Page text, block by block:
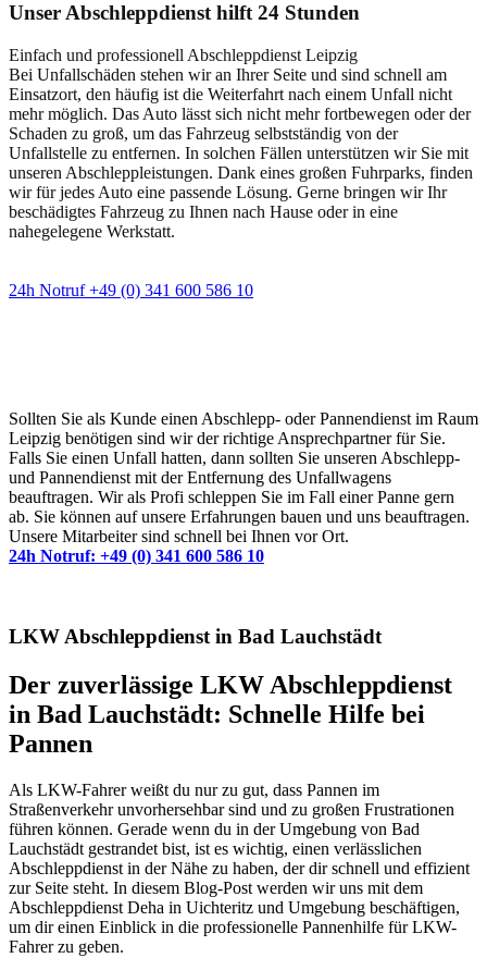
Unser Abschleppdienst hilft 24 Stunden
Einfach und professionell Abschleppdienst Leipzig
Bei Unfallschäden stehen wir an Ihrer Seite und sind schnell am
Einsatzort, den häufig ist die Weiterfahrt nach einem Unfall nicht
mehr möglich. Das Auto lässt sich nicht mehr fortbewegen oder der
Schaden zu groß, um das Fahrzeug selbstständig von der
Unfallstelle zu entfernen. In solchen Fällen unterstützen wir Sie mit
unseren Abschleppleistungen. Dank eines großen Fuhrparks, finden
wir für jedes Auto eine passende Lösung. Gerne bringen wir Ihr
beschädigtes Fahrzeug zu Ihnen nach Hause oder in eine
nahegelegene Werkstatt.
24h Notruf +49 (0) 341 600 586 10
Sollten Sie als Kunde einen Abschlepp- oder Pannendienst im Raum
Leipzig benötigen sind wir der richtige Ansprechpartner für Sie.
Falls Sie einen Unfall hatten, dann sollten Sie unseren Abschlepp-
und Pannendienst mit der Entfernung des Unfallwagens
beauftragen. Wir als Profi schleppen Sie im Fall einer Panne gern
ab. Sie können auf unsere Erfahrungen bauen und uns beauftragen.
Unsere Mitarbeiter sind schnell bei Ihnen vor Ort.
24h Notruf: +49 (0) 341 600 586 10
LKW Abschleppdienst in Bad Lauchstädt
Der zuverlässige LKW Abschleppdienst
in Bad Lauchstädt: Schnelle Hilfe bei
Pannen
Als LKW-Fahrer weißt du nur zu gut, dass Pannen im
Straßenverkehr unvorhersehbar sind und zu großen Frustrationen
führen können. Gerade wenn du in der Umgebung von Bad
Lauchstädt gestrandet bist, ist es wichtig, einen verlässlichen
Abschleppdienst in der Nähe zu haben, der dir schnell und effizient
zur Seite steht. In diesem Blog-Post werden wir uns mit dem
Abschleppdienst Deha in Uichteritz und Umgebung beschäftigen,
um dir einen Einblick in die professionelle Pannenhilfe für LKW-
Fahrer zu geben.